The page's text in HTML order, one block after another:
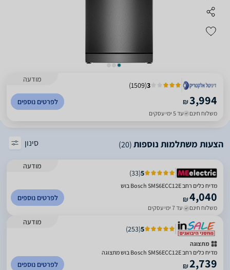
מודעה
3
(
1509
)
₪3,994
משלוח חינם עד 5 ימי עסקים
לפרטים נוספים
הצעות משתלמות נוספות(20) סינון
מודעה
5
(
33
)
מדיח כלים ‏רחב Bosch SMS6ECC12E בוש
4,040
₪
משלוח חינם עד 7 ימי עסקים
לפרטים נוספים
מודעה
5
(
253
)
מתצוגה
מדיח כלים ‏רחב Bosch SMS6ECC12E בוש מתצוגה
2,739
₪ לפרטים נוספים